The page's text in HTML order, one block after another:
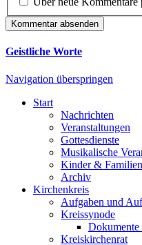
Kommentar absenden
Geistliche Worte
Navigation überspringen
Start
Nachrichten
Veranstaltungen
Gottesdienste
Musikalische
Kinder & Familien
Archiv
Kirchenkreis
Aufgaben und
Kreissynode
Dokumente
Kreiskirchenrat